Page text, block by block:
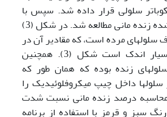
انکوباتر سلولی قرار داده شد. سپس با
استفاده از روش ذکر شده زنده مانی مطالعه شد. در شکل (3)
سلولهای مرده است، که مقادیر آن در
هر دو رده سلولی بسیار اندک است شکل (3). همچنین
زنده بوده که همان طور که
داخل چیپ میکروفلوئیدیک را
درصد زنده مانی نسبت شدت
سبز و قرمز با استفاده از برنامه